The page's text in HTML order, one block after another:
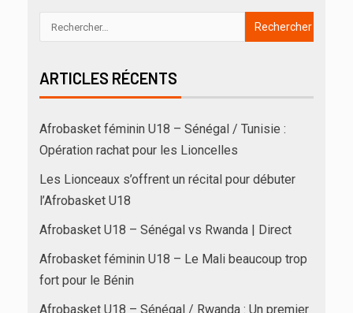
ARTICLES RÉCENTS
Afrobasket féminin U18 – Sénégal / Tunisie :
Opération rachat pour les Lioncelles
Les Lionceaux s’offrent un récital pour débuter
l’Afrobasket U18
Afrobasket U18 – Sénégal vs Rwanda | Direct
Afrobasket féminin U18 – Le Mali beaucoup trop
fort pour le Bénin
Afrobasket U18 – Sénégal / Rwanda : Un premier